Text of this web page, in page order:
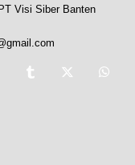
Visi Siber Banten